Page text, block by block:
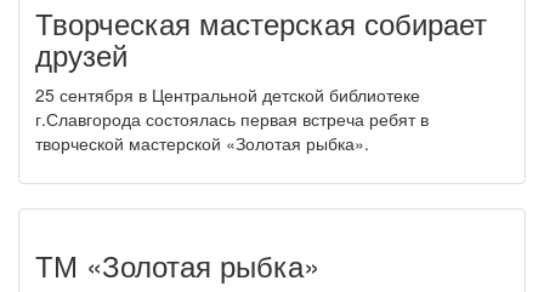
Творческая мастерская собирает
друзей
25 сентября в Центральной детской библиотеке
г.Славгорода состоялась первая встреча ребят в
творческой мастерской «Золотая рыбка».
ТМ «Золотая рыбка»